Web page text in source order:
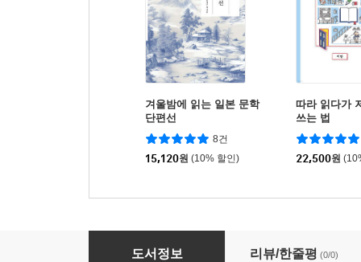
겨울밤에 읽는 일본 문학
단편선
8건
15,120원 (10% 할인)
따라 읽다가
쓰는 법
22,500원
도서정보 리뷰/한줄평 (0/0)